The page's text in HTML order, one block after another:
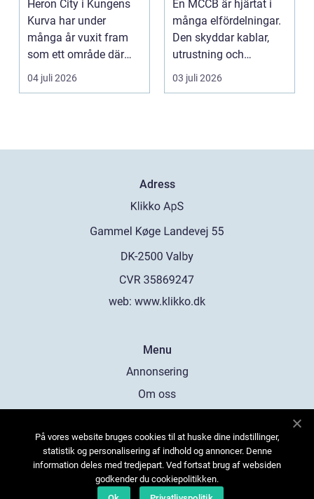
Heron City i Kungens
Kurva har under
många år vuxit fram
som ett område där
mat, bio, shopping och
a...
04 juli 2026
En MCCB är hjärtat i
många elfördelningar.
Den skyddar kablar,
utrustning och
människor mot
överlast...
03 juli 2026
Adress
web: www.klikko.dk
Menu
Annonsering
Om oss
Kontakta oss
Sitemap
På vores website bruges cookies til at huske dine indstillinger,
statistik og personalisering af indhold og annoncer. Denne
information deles med tredjepart. Ved fortsat brug af websiden
godkender du cookiepolitikken.